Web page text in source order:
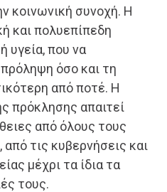
κοινωνική συνοχή. Η
και πολυεπίπεδη
υγεία, που να
όσο και τη
από ποτέ. Η
πρόκλησης απαιτεί
από όλους τους
τις κυβερνήσεις και
μέχρι τα ίδια τα
τους.